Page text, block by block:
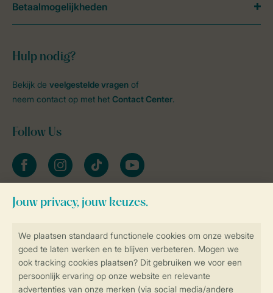
Veilig en snel online boeken
Veilige gegevensoverdracht
Hulp nodig?
Bekijk de veelgestelde vragen of
neem contact op met het Contact Center.
Follow Us
facebookinstagramtiktok youtube
Blijf op de hoogte
Betaalmogelijkheden